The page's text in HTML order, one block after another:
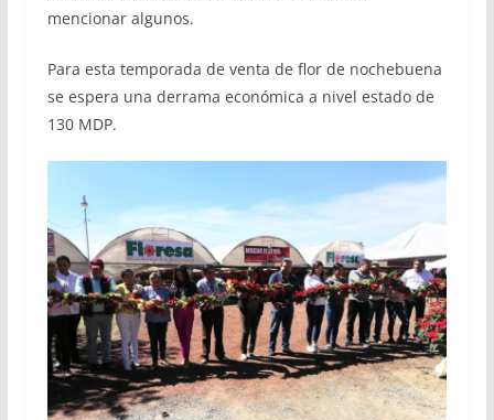
mencionar algunos.
Para esta temporada de venta de flor de nochebuena
se espera una derrama económica a nivel estado de
130 MDP.